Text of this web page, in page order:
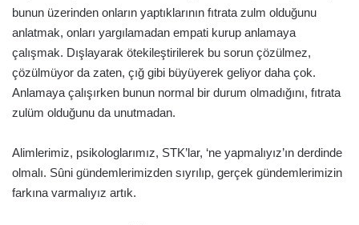
bunun üzerinden onların yaptıklarının fıtrata zulm olduğunu
anlatmak, onları yargılamadan empati kurup anlamaya
çalışmak. Dışlayarak ötekileştirilerek bu sorun çözülmez,
çözülmüyor da zaten, çığ gibi büyüyerek geliyor daha çok.
Anlamaya çalışırken bunun normal bir durum olmadığını, fıtrata
zulüm olduğunu da unutmadan.
Alimlerimiz, psikologlarımız, STK’lar, ‘ne yapmalıyız’ın derdinde
olmalı. Sûni gündemlerimizden sıyrılıp, gerçek gündemlerimizin
farkına varmalıyız artık.